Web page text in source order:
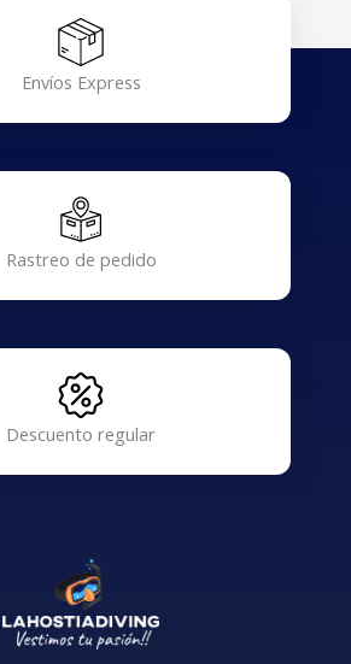
Envíos Express
Rastreo de pedido
Descuento regular